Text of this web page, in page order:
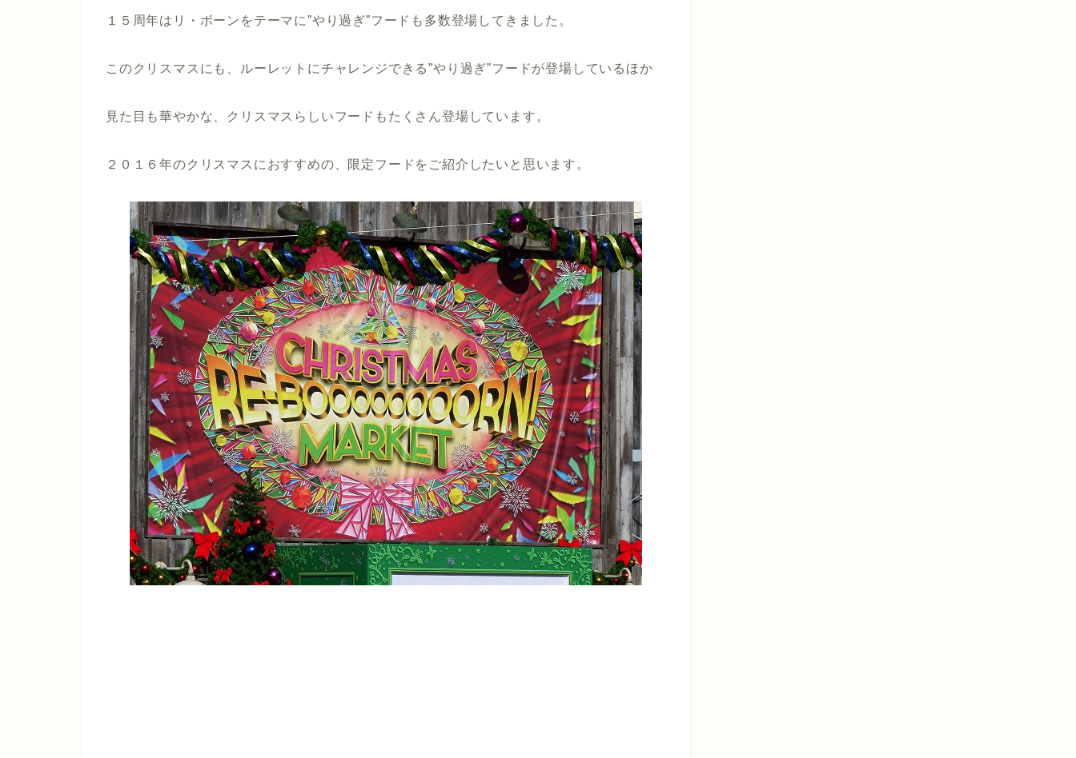
１５周年はリ・ボーンをテーマに”やり過ぎ”フードも多数登場してきました。
このクリスマスにも、ルーレットにチャレンジできる”やり過ぎ”フードが登場しているほか
見た目も華やかな、クリスマスらしいフードもたくさん登場しています。
２０１６年のクリスマスにおすすめの、限定フードをご紹介したいと思います。